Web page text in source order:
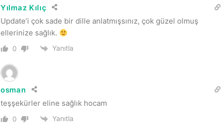
Yılmaz Kılıç
Update’i çok sade bir dille anlatmışsınız, çok güzel olmuş
ellerinize sağlık.
0 Yanıtla
osman
teşşekürler eline sağlık hocam
0 Yanıtla